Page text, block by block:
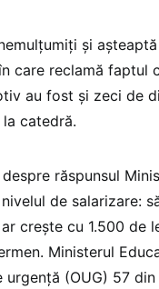
și
care reclamă faptul
au fost și zeci de
catedră.
răspunsul
de salarizare:
crește cu 1.500 de
Ministerul
(OUG) 57